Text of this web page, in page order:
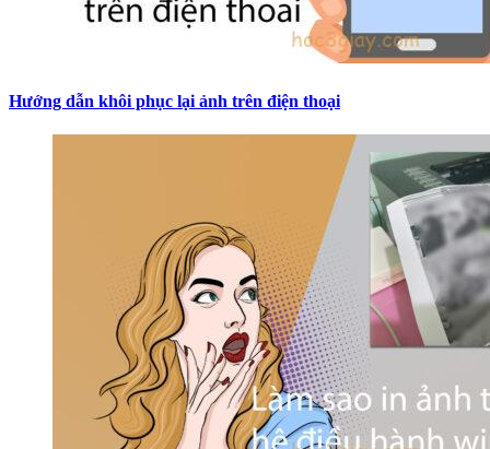
Hướng dẫn khôi phục lại ảnh trên điện thoại